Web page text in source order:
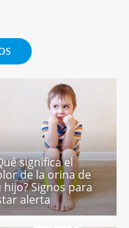
significa el
de la orina de
hijo? Signos para
alerta